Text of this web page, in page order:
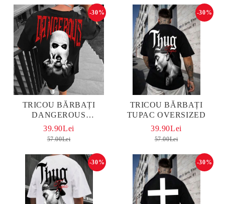
TRICOU BĂRBAȚI
DANGEROUS
OVERSIZED
-30%
39.90Lei
57.00Lei
TRICOU BĂRBAȚI
TUPAC OVERSIZED
-30%
39.90Lei
57.00Lei
-30% -30%